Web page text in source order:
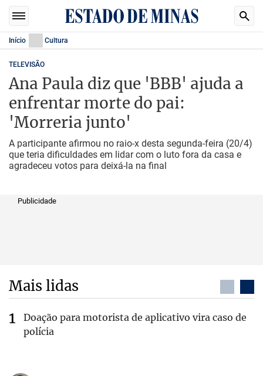
Início Cultura
TELEVISÃO
Ana Paula diz que 'BBB' ajuda a
enfrentar morte do pai:
'Morreria junto'
A participante afirmou no raio-x desta segunda-feira (20/4)
que teria dificuldades em lidar com o luto fora da casa e
agradeceu votos para deixá-la na final
Publicidade
Mais lidas
Doação para motorista de aplicativo vira caso de
polícia